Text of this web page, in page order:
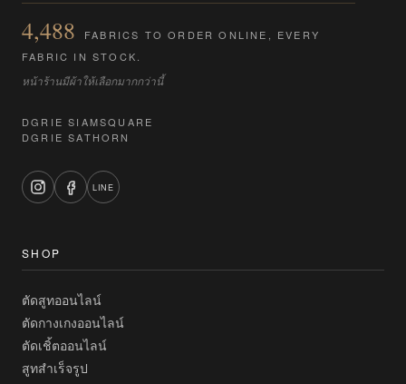
4,488
FABRICS TO ORDER ONLINE, EVERY
FABRIC IN STOCK.
หน้าร้านมีผ้าให้เลือกมากกว่านี้
DGRIE SIAMSQUARE
DGRIE SATHORN
LINE
SHOP
ตัดสูทออนไลน์
ตัดกางเกงออนไลน์
ตัดเชิ้ตออนไลน์
สูทสำเร็จรูป